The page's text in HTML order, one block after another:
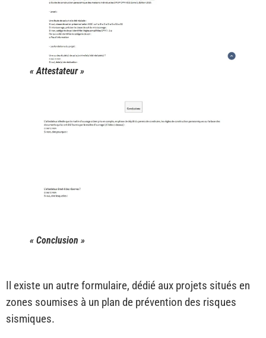
« Attestateur »
« Conclusion »
Il existe un autre formulaire, dédié aux projets situés en
zones soumises à un plan de prévention des risques
sismiques.